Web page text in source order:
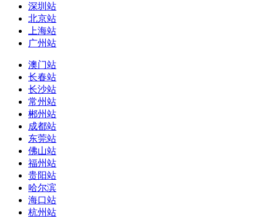
深圳站
北京站
上海站
广州站
澳门站
长春站
长沙站
常州站
郴州站
成都站
东莞站
佛山站
福州站
贵阳站
哈尔滨
海口站
杭州站